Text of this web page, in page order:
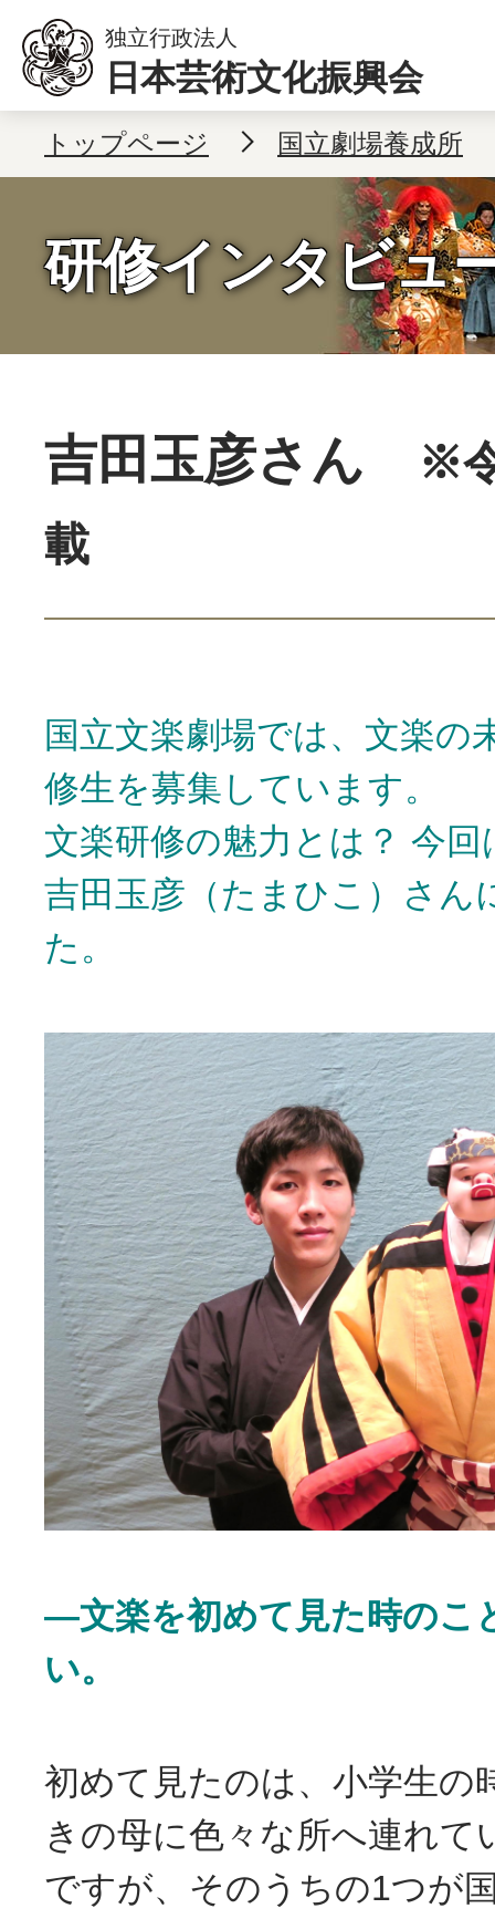
本文へ移動
独立行政法人
日本芸術文化振興会
トップページ 国立劇場養成所
研修インタビュ
吉田玉彦さん
※
載
国立文楽劇場では、文楽の
修生を募集しています。
文楽研修の魅力とは？ 今
吉田玉彦（たまひこ）さん
た。
―文楽を初めて見た時のこ
い。
初めて見たのは、小学生の
きの母に色々な所へ連れて
ですが、そのうちの1つが